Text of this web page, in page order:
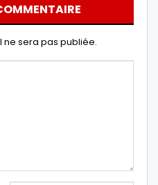
sera pas publiée.